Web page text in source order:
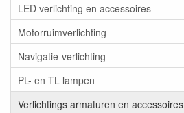
LED verlichting en accessoires
Motorruimverlichting
Navigatie-verlichting
PL- en TL lampen
Verlichtings armaturen en accessoires